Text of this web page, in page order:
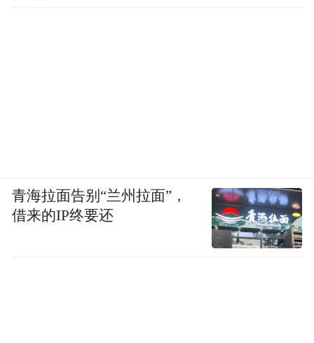
青海拉面告别“兰州拉面”，
借来的IP终要还